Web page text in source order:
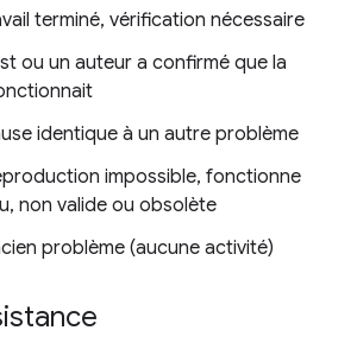
terminé, vérification nécessaire
ou un auteur a confirmé que la
identique à un autre problème
impossible, fonctionne
non valide ou obsolète
problème (aucune activité)